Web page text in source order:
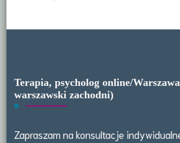
Terapia, psycholog online/
warszawski zachodni)
Zapraszam na konsultacje